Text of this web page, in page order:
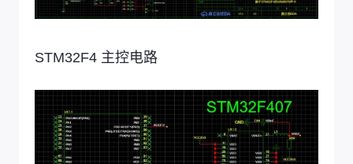
STM32F4 主控电路